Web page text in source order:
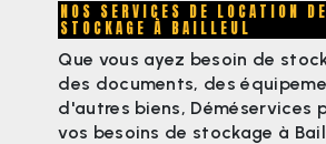
NOS SERVICES DE LOCATION
STOCKAGE À BAILLEUL
Que vous ayez besoin de
des documents, des
d'autres biens, Déméservices
vos besoins de stockage à